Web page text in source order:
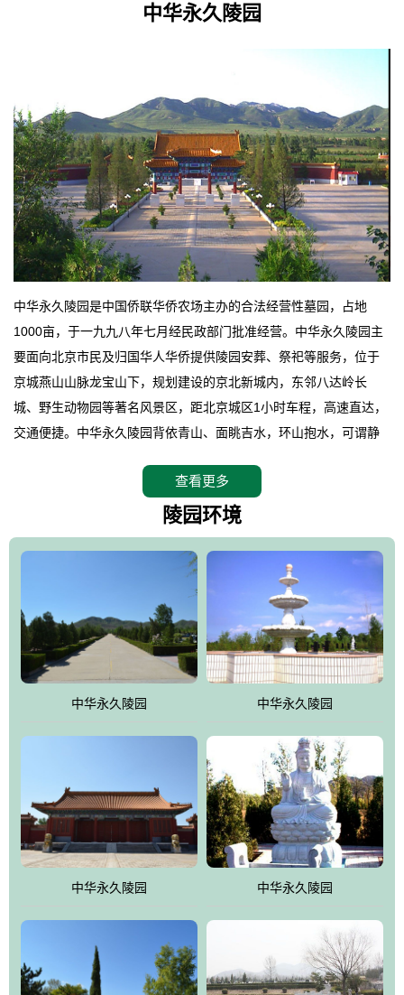
中华永久陵园
中华永久陵园是中国侨联华侨农场主办的合法经营性墓园，占地
1000亩，于一九九八年七月经民政部门批准经营。中华永久陵园主
要面向北京市民及归国华人华侨提供陵园安葬、祭祀等服务，位于
京城燕山山脉龙宝山下，规划建设的京北新城内，东邻八达岭长
城、野生动物园等著名风景区，距北京城区1小时车程，高速直达，
交通便捷。中华永久陵园背依青山、面眺吉水，环山抱水，可谓静
地。在总体设计上完全以中国传统文化作为前渠，由三条山脊环绕
而成，宛如一把太师椅，呈坐南朝北向，左青龙，右白虎，前朱
环绕挡住了外界的风吹，流动的生气遇到官厅的水又止住了，正好
符合山环水抱，藏风纳气的要求。中华永久陵园风景庄重典雅、气
势如宏，是华北地区最大的平川式墓园，陵园以皇家建筑风格为载
体吸取现代园林艺术之精华
查看更多
陵园环境
中华永久陵园 中华永久陵园
中华永久陵园 中华永久陵园